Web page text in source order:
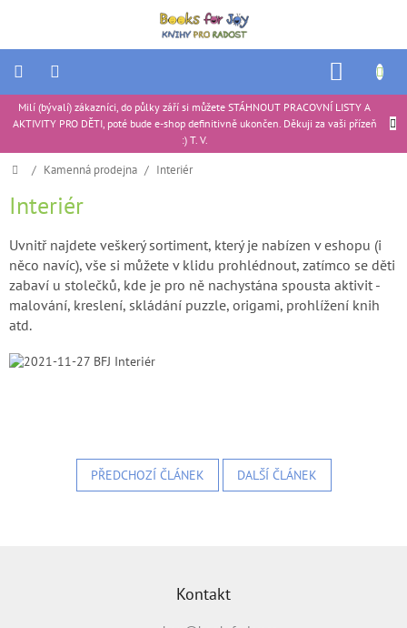
Milí (bývalí) zákazníci, do půlky září si můžete STÁHNOUT PRACOVNÍ LISTY A
AKTIVITY PRO DĚTI, poté bude e-shop definitivně ukončen. Děkuji za vaši přízeň
:) T. V.
KOŠÍK
Ukázkové
produkty
Portfolio
Tipy
na
Aktivity
pro
děti
Recenze
Ke
Domů
/ Kamenná prodejna / Interiér
Interiér
Uvnitř najdete veškerý sortiment, který je nabízen v eshopu (i
něco navíc), vše si můžete v klidu prohlédnout, zatímco se děti
zabaví u stolečků, kde je pro ně nachystána spousta aktivit -
malování, kreslení, skládání puzzle, origami, prohlížení knih
atd.
PŘEDCHOZÍ ČLÁNEK DALŠÍ ČLÁNEK
Kontakt